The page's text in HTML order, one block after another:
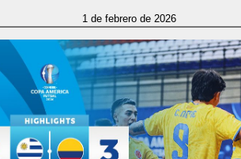
1 de febrero de 2026